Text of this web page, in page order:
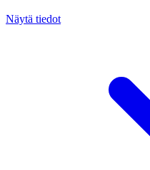
Näytä tiedot